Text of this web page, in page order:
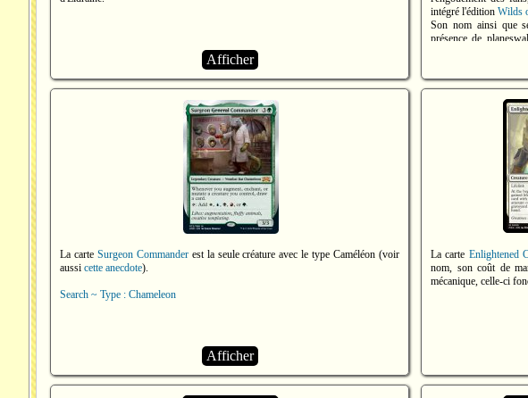
Afficher
intégré l'édition Wilds
Son nom ainsi que
présence de
contrôle, font
qui a
Source 1(vidéo du
"The audience
trailer was nowhere
returned, it was clear
La carte Surgeon Commanderest la seule créature avec le type Caméléon (voir
aussi cette anecdote).
Search ~ Type : Chameleon
Afficher
La carte Enlightened
nom, son coût de
mécanique, celle-ci